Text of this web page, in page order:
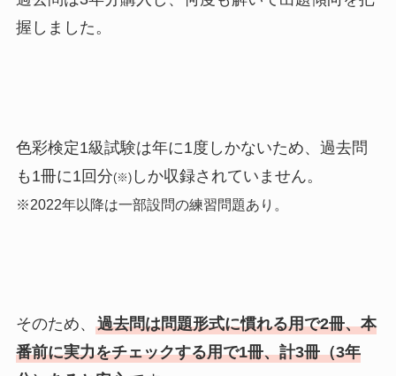
握しました。
色彩検定1級試験は年に1度しかないため、過去問
も1冊に1回分(※)しか収録されていません。
※2022年以降は一部設問の練習問題あり。
そのため、 過去問は問題形式に慣れる用で2冊、本
番前に実力をチェックする用で1冊、計3冊（3年